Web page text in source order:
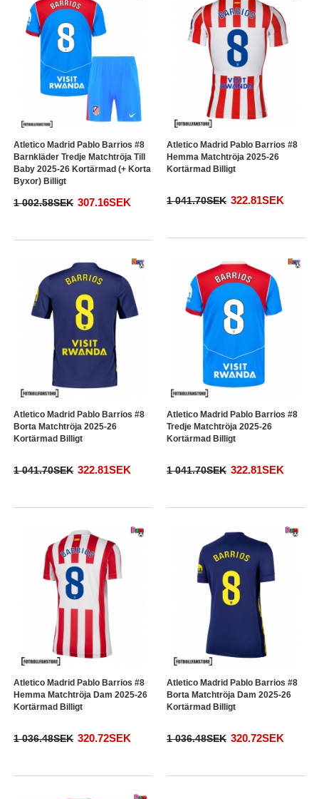
Atletico Madrid Pablo Barrios #8
Barnkläder Tredje Matchtröja Till
Baby 2025-26 Kortärmad (+ Korta
Byxor) Billigt
1 002.58SEK 307.16SEK
Atletico Madrid Pablo Barrios #8
Hemma Matchtröja 2025-26
Kortärmad Billigt
1 041.70SEK 322.81SEK
Atletico Madrid Pablo Barrios #8
Borta Matchtröja 2025-26
Kortärmad Billigt
1 041.70SEK 322.81SEK
Atletico Madrid Pablo Barrios #8
Tredje Matchtröja 2025-26
Kortärmad Billigt
1 041.70SEK 322.81SEK
Atletico Madrid Pablo Barrios #8
Hemma Matchtröja Dam 2025-26
Kortärmad Billigt
1 036.48SEK 320.72SEK
Atletico Madrid Pablo Barrios #8
Borta Matchtröja Dam 2025-26
Kortärmad Billigt
1 036.48SEK 320.72SEK